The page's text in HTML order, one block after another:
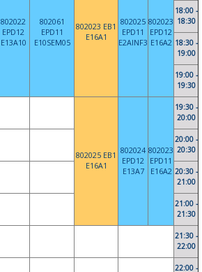
802022
EPD12
E13A10
802061
EPD11
E10SEM05
802023 EB1
E16A1
802025
EPD11
E2AINF3
802023
EPD12
E16A2
18:00 -
18:30
18:30 -
19:00
19:00 -
19:30
802025 EB1
E16A1
802024
EPD12
E13A7
802023
EPD11
E16A2
19:30 -
20:00
20:00 -
20:30
20:30 -
21:00
21:00 -
21:30
21:30 -
22:00
22:00 -